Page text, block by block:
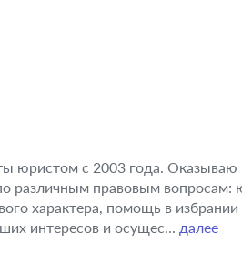
юристом с 2003 года. Оказываю
различным правовым вопросам:
характера, помощь в избрании
интересов и осущес... далее